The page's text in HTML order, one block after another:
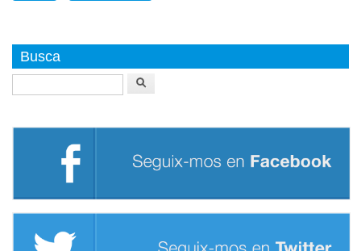
Busca